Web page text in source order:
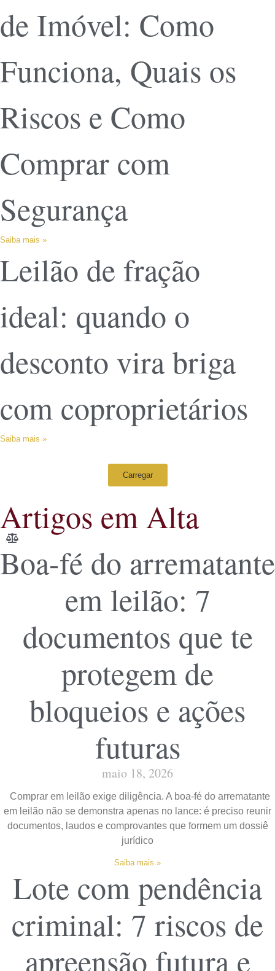
de Imóvel: Como
Funciona, Quais os
Riscos e Como
Comprar com
Segurança
Saiba mais »
Leilão de fração
ideal: quando o
desconto vira briga
com coproprietários
Saiba mais »
Carregar
Artigos em Alta
Boa-fé do arrematante
em leilão: 7
documentos que te
protegem de
bloqueios e ações
futuras
maio 18, 2026
Comprar em leilão exige diligência. A boa-fé do arrematante
em leilão não se demonstra apenas no lance: é preciso reunir
documentos, laudos e comprovantes que formem um dossiê
jurídico
Saiba mais »
Lote com pendência
criminal: 7 riscos de
apreensão futura e